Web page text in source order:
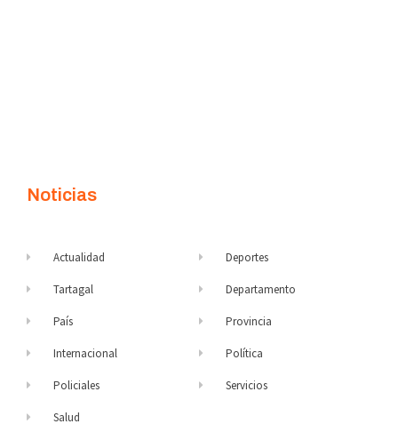
Noticias
Actualidad
Tartagal
País
Internacional
Policiales
Salud
Deportes
Departamento
Provincia
Política
Servicios